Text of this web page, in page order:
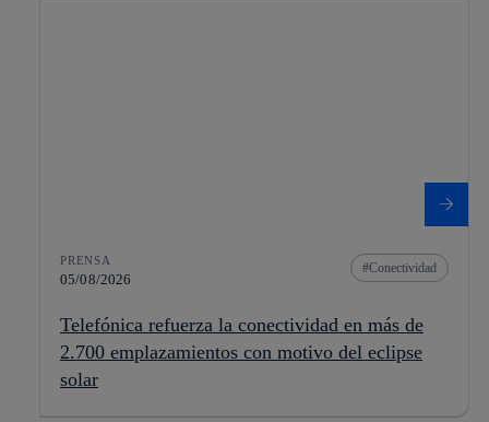
PRENSA
05/08/2026
Conectividad
Telefónica refuerza la conectividad en más de
2.700 emplazamientos con motivo del eclipse
solar